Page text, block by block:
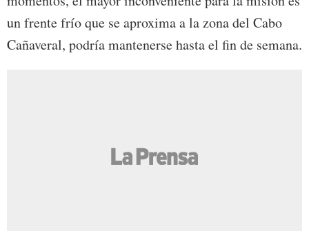
un frente frío que se aproxima a la zona del Cabo
Cañaveral, podría mantenerse hasta el fin de semana.